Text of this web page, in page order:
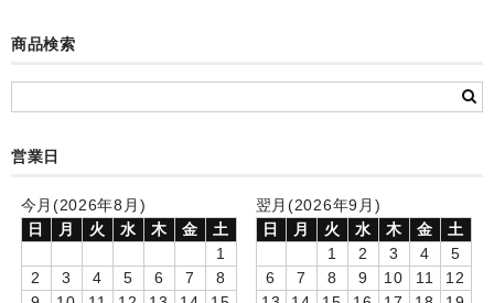
知育時計
制服メモリー
お絵かきギャラリー
自作オリジナル時計
商品検索
営業日
今月(2026年8月)
日
月 火 水 木 金
土
1
2
3 4 5 6 7
8
翌月(2026年9月)
日
月 火 水 木 金
土
1
2 3 4
5
6
7 8 9 10 11
12